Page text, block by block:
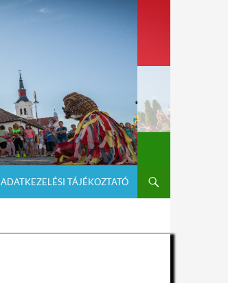
ADATKEZELÉSI TÁJÉKOZTATÓ